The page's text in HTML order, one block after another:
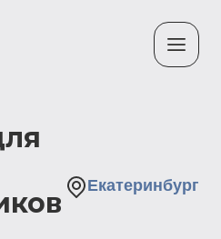
Екатеринбург